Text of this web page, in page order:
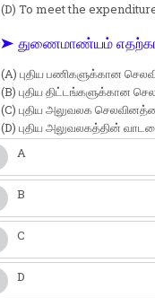
(D) To meet the
➤ துணைமாண்யம் எதற்காக
(A) புதிய பணிகளுக்கான
(B) புதிய திட்டங்களுக்கான
(C) புதிய அலுவலக
(D) புதிய அலுவலகத்தின்
A
B
C
D